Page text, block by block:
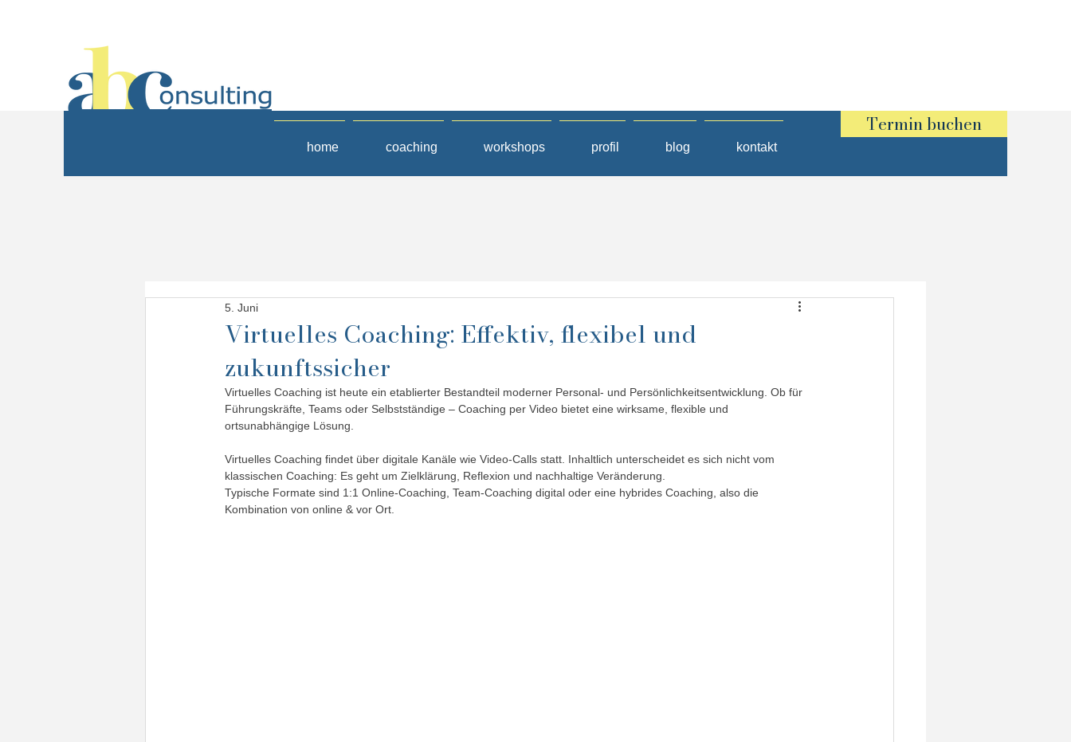
home coaching workshops profil blog kontakt
Termin buchen
Virtuelles Coaching: Effektiv, flexibel und
zukunftssicher
5. Juni
Virtuelles Coaching ist heute ein etablierter Bestandteil moderner Personal- und Persönlichkeitsentwicklung. Ob für
Führungskräfte, Teams oder Selbstständige – Coaching per Video bietet eine wirksame, flexible und
ortsunabhängige Lösung.
Virtuelles Coaching findet über digitale Kanäle wie Video-Calls statt. Inhaltlich unterscheidet es sich nicht vom
klassischen Coaching: Es geht um Zielklärung, Reflexion und nachhaltige Veränderung.
Typische Formate sind 1:1 Online-Coaching, Team-Coaching digital oder eine hybrides Coaching, also die
Kombination von online & vor Ort.